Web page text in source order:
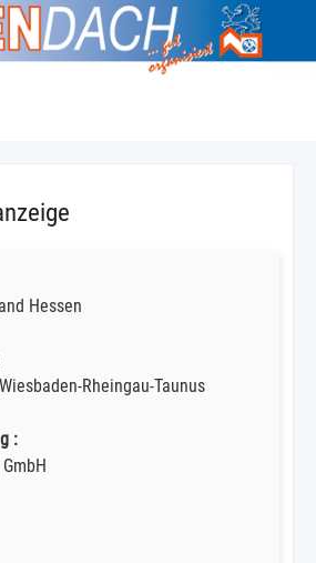
Hessen
Rheingau-Taunus
: